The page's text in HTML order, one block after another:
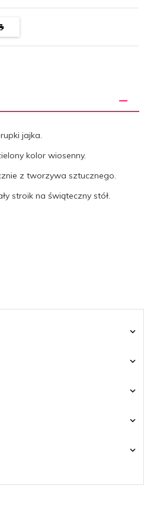
jajka.
kolor wiosenny.
z tworzywa sztucznego.
stroik na świąteczny stół.